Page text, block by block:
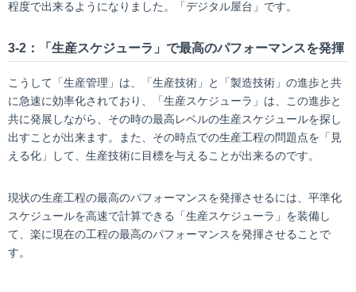
程度で出来るようになりました。「デジタル屋台」です。
3-2：「生産スケジューラ」で最高のパフォーマンスを発揮
こうして「生産管理」は、「生産技術」と「製造技術」の進歩と共
に急速に効率化されており、「生産スケジューラ」は、この進歩と
共に発展しながら、その時の最高レベルの生産スケジュールを探し
出すことが出来ます。また、その時点での生産工程の問題点を「見
える化」して、生産技術に目標を与えることが出来るのです。
現状の生産工程の最高のパフォーマンスを発揮させるには、平準化
スケジュールを高速で計算できる「生産スケジューラ」を装備し
て、楽に現在の工程の最高のパフォーマンスを発揮させることで
す。